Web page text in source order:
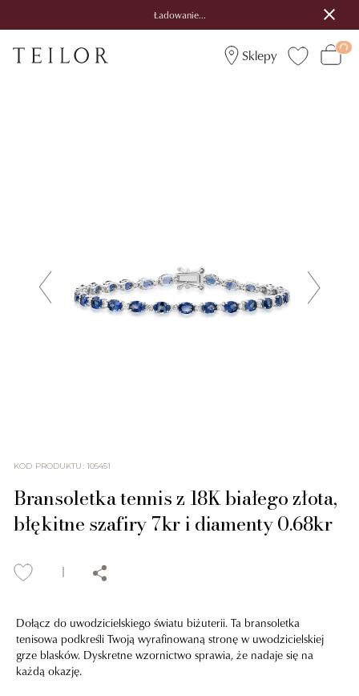
Ładowanie...
Sklepy
KOD PRODUKTU: 105451
Bransoletka tennis z 18K białego złota,
błękitne szafiry 7kr i diamenty 0.68kr
Dołącz do uwodzicielskiego światu biżuterii. Ta bransoletka
tenisowa podkreśli Twoją wyrafinowaną stronę w uwodzicielskiej
grze blasków. Dyskretne wzornictwo sprawia, że nadaje się na
każdą okazję.